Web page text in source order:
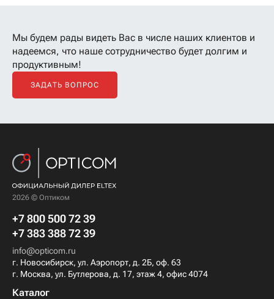
Мы будем рады видеть Вас в числе наших клиентов и
надеемся, что наше сотрудничество будет долгим и
продуктивным!
ЗАДАТЬ ВОПРОС
2026 © Оптиком
+7 800 500 72 39
+7 383 388 72 39
info@opticom.ru
г. Новосибирск, ул. Аэропорт, д. 2Б, оф. 63
г. Москва, ул. Бутлерова, д. 17, этаж 4, офис 4074
Каталог